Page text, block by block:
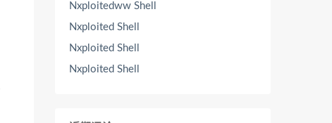
Nxploitedww Shell
Nxploited Shell
Nxploited Shell
Nxploited Shell